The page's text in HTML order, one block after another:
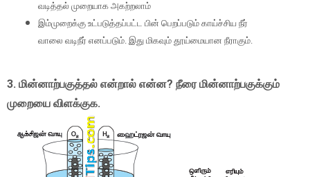
வடித்தல் முறையாக அகற்றலாம்
இம்முறைக்கு உட்படுத்தப்பட்ட பின் பெறப்படும் காய்ச்சிய நீர்
வாலை வடிநீர் எனப்படும். இது மிகவும் தூய்மையான நீராகும்.
3. மின்னாற்பகுத்தல் என்றால் என்ன? நீரை மின்னாற்பகுக்கும்
முறையை விளக்குக.